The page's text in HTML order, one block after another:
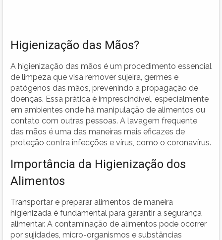
Higienização das Mãos?
A higienização das mãos é um procedimento essencial
de limpeza que visa remover sujeira, germes e
patógenos das mãos, prevenindo a propagação de
doenças. Essa prática é imprescindível, especialmente
em ambientes onde há manipulação de alimentos ou
contato com outras pessoas. A lavagem frequente
das mãos é uma das maneiras mais eficazes de
proteção contra infecções e vírus, como o coronavírus.
Importância da Higienização dos
Alimentos
Transportar e preparar alimentos de maneira
higienizada é fundamental para garantir a segurança
alimentar. A contaminação de alimentos pode ocorrer
por sujidades, micro-organismos e substâncias